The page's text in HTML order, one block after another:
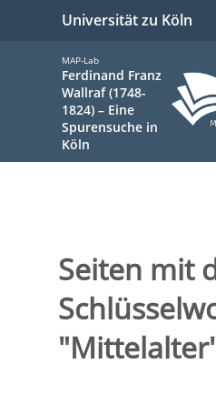
Universität zu Köln
MAP-Lab
Ferdinand Franz
Wallraf (1748-
1824) – Eine
Spurensuche in
Köln
sind
hier:
Seiten mit